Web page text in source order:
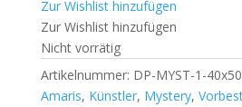
Zur Wishlist hinzufügen
Zur Wishlist hinzufügen
Nicht vorrätig
Artikelnummer: DP-MYST-1-
Amaris, Künstler, Mystery,